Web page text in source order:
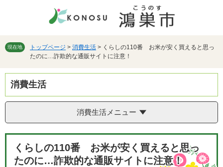
先
を
本
へ
現在地 トップページ > 消費生活 > くらしの110番 お米が安く買えると思っ
たのに…詐欺的な通販サイトに注意！
消費生活
消費生活メニュー
くらしの110番 お米が安く買えると思っ
たのに…詐欺的な通販サイトに注意！